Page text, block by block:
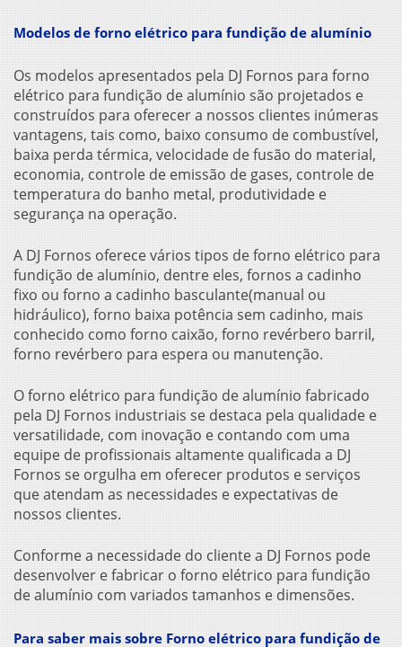
Modelos de forno elétrico para fundição de alumínio
Os modelos apresentados pela DJ Fornos para forno
elétrico para fundição de alumínio são projetados e
construídos para oferecer a nossos clientes inúmeras
vantagens, tais como, baixo consumo de combustível,
baixa perda térmica, velocidade de fusão do material,
economia, controle de emissão de gases, controle de
temperatura do banho metal, produtividade e
segurança na operação.
A DJ Fornos oferece vários tipos de forno elétrico para
fundição de alumínio, dentre eles, fornos a cadinho
fixo ou forno a cadinho basculante(manual ou
hidráulico), forno baixa potência sem cadinho, mais
conhecido como forno caixão, forno revérbero barril,
forno revérbero para espera ou manutenção.
Oforno elétrico para fundição de alumínio fabricado
pela DJ Fornos industriais se destaca pela qualidade e
versatilidade, com inovação e contando com uma
equipe de profissionais altamente qualificada a DJ
Fornos se orgulha em oferecer produtos e serviços
que atendam as necessidades e expectativas de
nossos clientes.
Conforme a necessidade do cliente a DJ Fornos pode
desenvolver e fabricar o forno elétrico para fundição
de alumínio com variados tamanhos e dimensões.
Para saber mais sobre Forno elétrico para fundição de